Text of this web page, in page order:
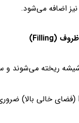
اضافه می‌شود.
شیشه ریخته می‌شوند